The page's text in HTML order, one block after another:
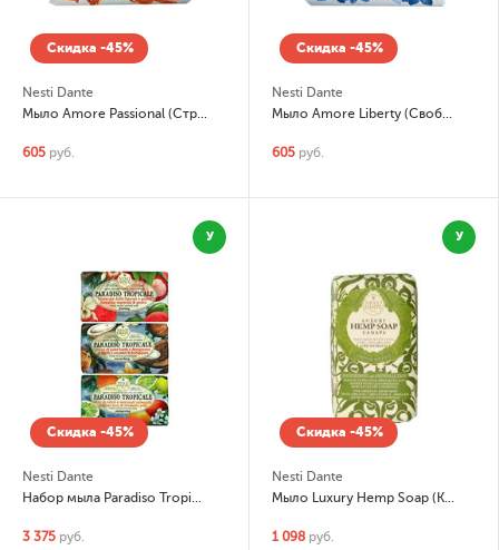
Скидка -45%
Nesti Dante
Мыло Amore Passional (Страсть)
605 руб.
Скидка -45%
Nesti Dante
Мыло Amore Liberty (Свобода)
605 руб.
У
Скидка -45%
Nesti Dante
Набор мыла Paradiso Tropicale
3 375 руб.
У
Скидка -45%
Nesti Dante
Мыло Luxury Hemp Soap (Конопляное)
1 098 руб.